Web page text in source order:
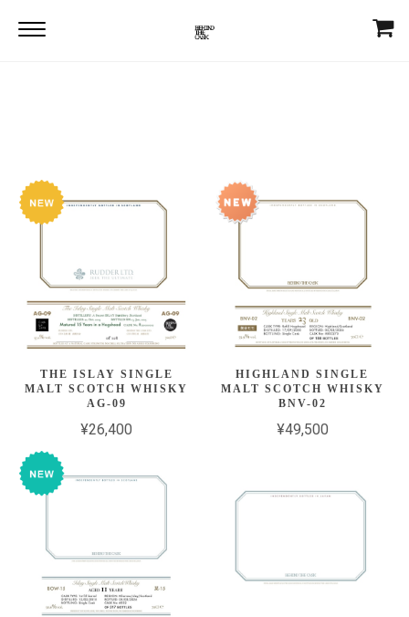
THE ISLAY SINGLE
MALT SCOTCH WHISKY
AG-09
¥26,400
HIGHLAND SINGLE
MALT SCOTCH WHISKY
BNV-02
¥49,500